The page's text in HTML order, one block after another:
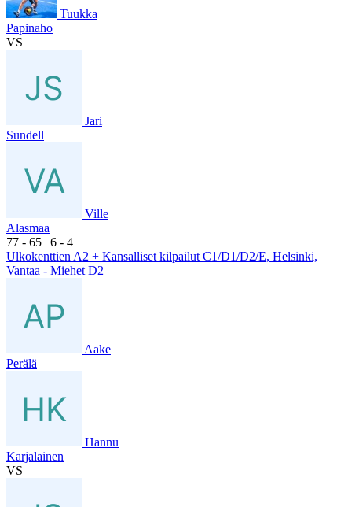
Tuukka
Papinaho
VS
Jari
Sundell
Ville
Alasmaa
77 - 65 | 6 - 4
Ulkokenttien A2 + Kansalliset kilpailut C1/D1/D2/E, Helsinki,
Vantaa - Miehet D2
Aake
Perälä
Hannu
Karjalainen
VS